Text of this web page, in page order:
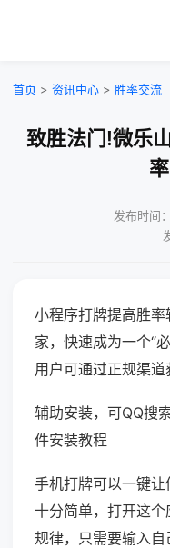
首页 > 资讯中心 > 胜率交流
致胜法门!微乐
发布时间
小程序打牌提高胜
家，快速成为一个“
用户可通过正规渠道
辅助安装，可QQ搜
件安装教程
手机打牌可以一键让
十分简单，打开这
规律，只需要输入